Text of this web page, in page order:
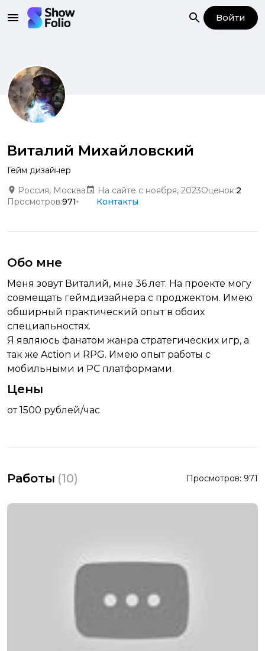
Войти
Виталий Михайловский
Гейм дизайнер
Россия, Москва
На сайте с ноября, 2023Оценок:2
Просмотров:971 Контакты
Обо мне
Меня зовут Виталий, мне 36 лет. На проекте могу
совмещать геймдизайнера с проджектом. Имею
обширный практический опыт в обоих
специальностях.
Я являюсь фанатом жанра стратегических игр, а
так же Action и RPG. Имею опыт работы с
мобильными и PC платформами.
Цены
от 1500 рублей/час
Работы (10) Просмотров: 971